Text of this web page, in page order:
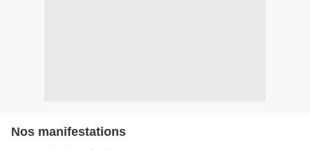
Nos manifestations